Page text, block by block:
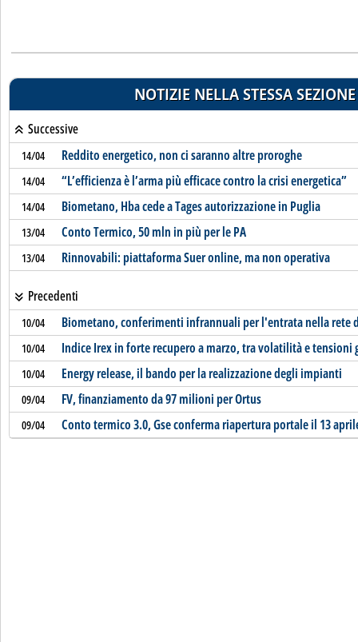
NOTIZIE NELLA STESSA SEZIONE
Successive
14/04 Reddito energetico, non ci saranno altre proroghe
14/04 “L’efficienza è l’arma più efficace contro la crisi energetica”
14/04 Biometano, Hba cede a Tages autorizzazione in Puglia
13/04 Conto Termico, 50 mln in più per le PA
13/04 Rinnovabili: piattaforma Suer online, ma non operativa
Precedenti
10/04 Biometano, conferimenti infrannuali per l'entrata nella rete
10/04 Indice Irex in forte recupero a marzo, tra volatilità e tensioni
10/04 Energy release, il bando per la realizzazione degli impianti
09/04 FV, finanziamento da 97 milioni per Ortus
09/04 Conto termico 3.0, Gse conferma riapertura portale il 13